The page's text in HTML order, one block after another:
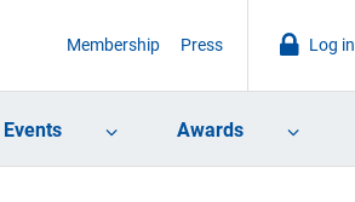
Log in
Membership Press
Events Awards